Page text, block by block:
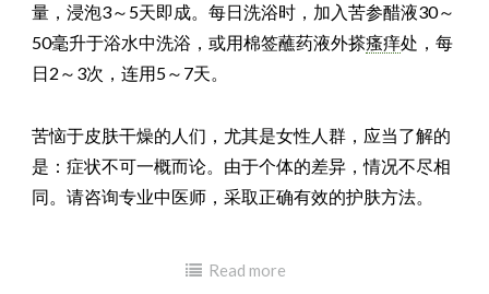
量，浸泡3～5天即成。每日洗浴时，加入苦参醋液30～
50毫升于浴水中洗浴，或用棉签蘸药液外搽瘙痒处，每
日2～3次，连用5～7天。
苦恼于皮肤干燥的人们，尤其是女性人群，应当了解的
是：症状不可一概而论。由于个体的差异，情况不尽相
同。请咨询专业中医师，采取正确有效的护肤方法。
Read more